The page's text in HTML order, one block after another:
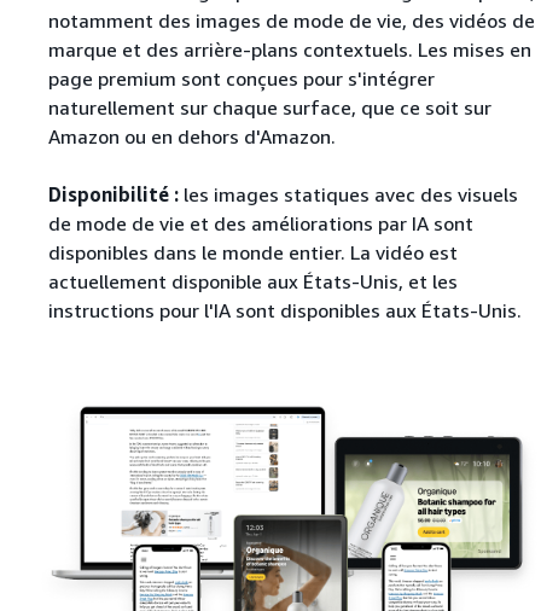
notamment des images de mode de vie, des vidéos de
marque et des arrière-plans contextuels. Les mises en
page premium sont conçues pour s'intégrer
naturellement sur chaque surface, que ce soit sur
Amazon ou en dehors d'Amazon.
Disponibilité : les images statiques avec des visuels
de mode de vie et des améliorations par IA sont
disponibles dans le monde entier. La vidéo est
actuellement disponible aux États-Unis, et les
instructions pour l'IA sont disponibles aux États-Unis.